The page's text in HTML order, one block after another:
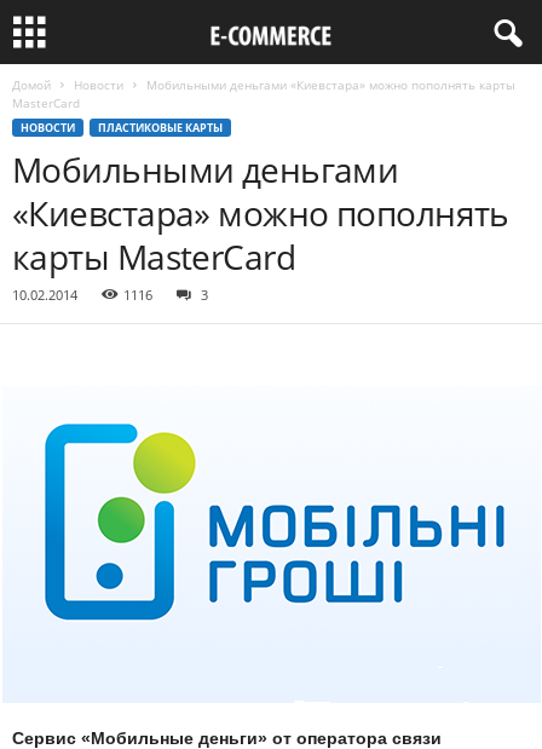
Домой Новости
Мобильными деньгами «Киевстара» можно пополнять карты
MasterCard
НОВОСТИ ПЛАСТИКОВЫЕ КАРТЫ
Мобильными деньгами
«Киевстара» можно пополнять
карты MasterCard
10.02.2014 1116 3
Сервис «Мобильные деньги» от оператора связи